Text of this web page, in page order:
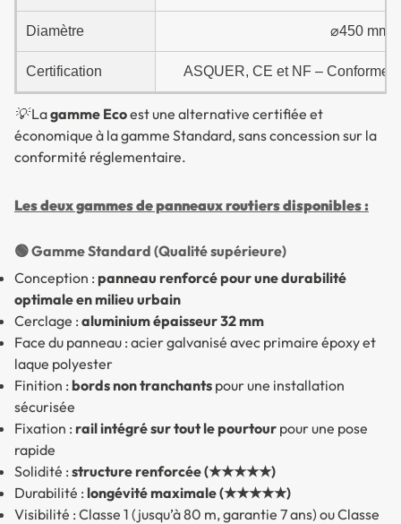
Diamètre ⌀450 mm,
Certification ASQUER, CE et NF – Conforme
💡 Lagamme Ecoest une alternative certifiée et
économique à la gamme Standard, sans concession sur la
conformité réglementaire.
Les deux gammes de panneaux routiers disponibles :
🟢 Gamme Standard (Qualité supérieure)
Conception : panneau renforcé pour une durabilité
optimale en milieu urbain
Cerclage : aluminium épaisseur 32 mm
Face du panneau : acier galvanisé avec primaire époxy et
laque polyester
Finition : bords non tranchants pour une installation
sécurisée
Fixation : rail intégré sur tout le pourtour pour une pose
rapide
Solidité : structure renforcée (★★★★★)
Durabilité : longévité maximale (★★★★★)
Visibilité : Classe 1 (jusqu’à 80 m, garantie 7 ans) ou Classe